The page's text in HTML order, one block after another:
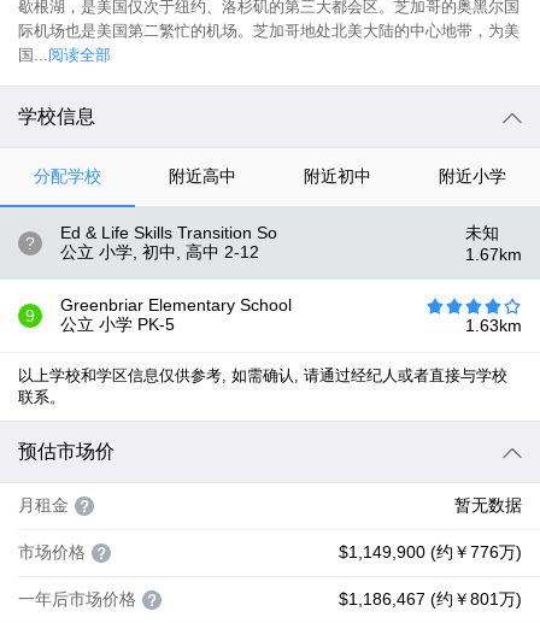
歇根湖，是美国仅次于纽约、洛杉矶的第三大都会区。芝加哥的奥黑尔国
际机场也是美国第二繁忙的机场。芝加哥地处北美大陆的中心地带，为美
国...阅读全部
学校信息
分配学校 附近高中 附近初中 附近小学
?
Ed & Life Skills Transition So
公立 小学, 初中, 高中 2-12
未知
1.67km
9
Greenbriar Elementary School
公立 小学 PK-5 1.63km
以上学校和学区信息仅供参考, 如需确认, 请通过经纪人或者直接与学校
联系。
预估市场价
月租金 暂无数据
市场价格 $1,149,900 (约￥776万)
一年后市场价格 $1,186,467 (约￥801万)